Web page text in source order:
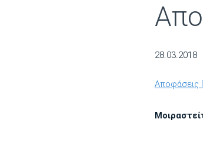
28.03.2018
Αποφάσεις